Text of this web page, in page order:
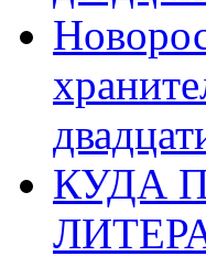
КУДА